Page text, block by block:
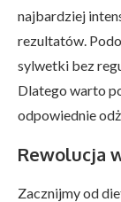
najbardziej
rezultatów.
sylwetki bez
Dlatego warto
odpowiednie
Rewolucja
Zacznijmy od